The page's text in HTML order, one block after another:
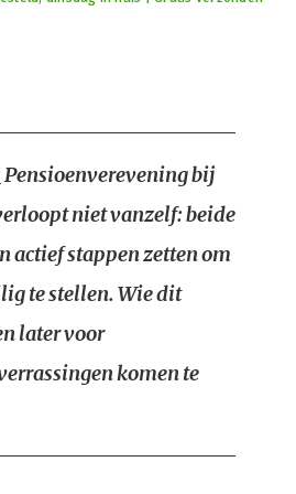
Pensioenverevening bij
niet vanzelf: beide
actief stappen zetten om
te stellen. Wie dit
later voor
komen te